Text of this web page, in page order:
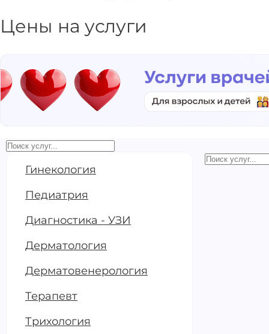
Цены на услуги
Гинекология
Педиатрия
Диагностика - УЗИ
Дерматология
Дерматовенерология
Терапевт
Трихология